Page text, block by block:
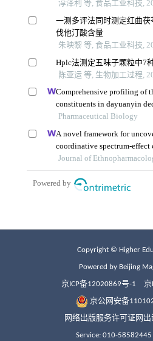
Copyright © Higher
Powered by Beijing
京ICP备12020869号-1 京
京公网安备
网络出版服务许可证网
Service: 010-58582445